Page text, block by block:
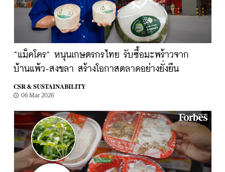
“แม็คโคร” หนุนเกษตรกรไทย รับซื้อมะพร้าวจาก
บ้านแพ้ว-สงขลา สร้างโอกาสตลาดอย่างยั่งยืน
CSR & SUSTAINABILITY
06 Mar 2026